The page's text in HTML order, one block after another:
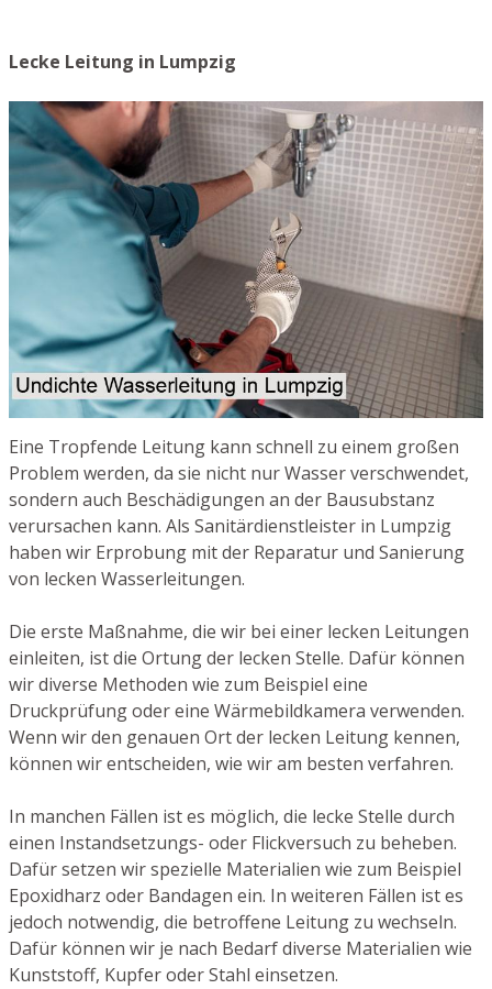
Lecke Leitung in Lumpzig
Eine Tropfende Leitung kann schnell zu einem großen
Problem werden, da sie nicht nur Wasser verschwendet,
sondern auch Beschädigungen an der Bausubstanz
verursachen kann. Als Sanitärdienstleister in Lumpzig
haben wir Erprobung mit der Reparatur und Sanierung
von lecken Wasserleitungen.
Die erste Maßnahme, die wir bei einer lecken Leitungen
einleiten, ist die Ortung der lecken Stelle. Dafür können
wir diverse Methoden wie zum Beispiel eine
Druckprüfung oder eine Wärmebildkamera verwenden.
Wenn wir den genauen Ort der lecken Leitung kennen,
können wir entscheiden, wie wir am besten verfahren.
In manchen Fällen ist es möglich, die lecke Stelle durch
einen Instandsetzungs- oder Flickversuch zu beheben.
Dafür setzen wir spezielle Materialien wie zum Beispiel
Epoxidharz oder Bandagen ein. In weiteren Fällen ist es
jedoch notwendig, die betroffene Leitung zu wechseln.
Dafür können wir je nach Bedarf diverse Materialien wie
Kunststoff, Kupfer oder Stahl einsetzen.